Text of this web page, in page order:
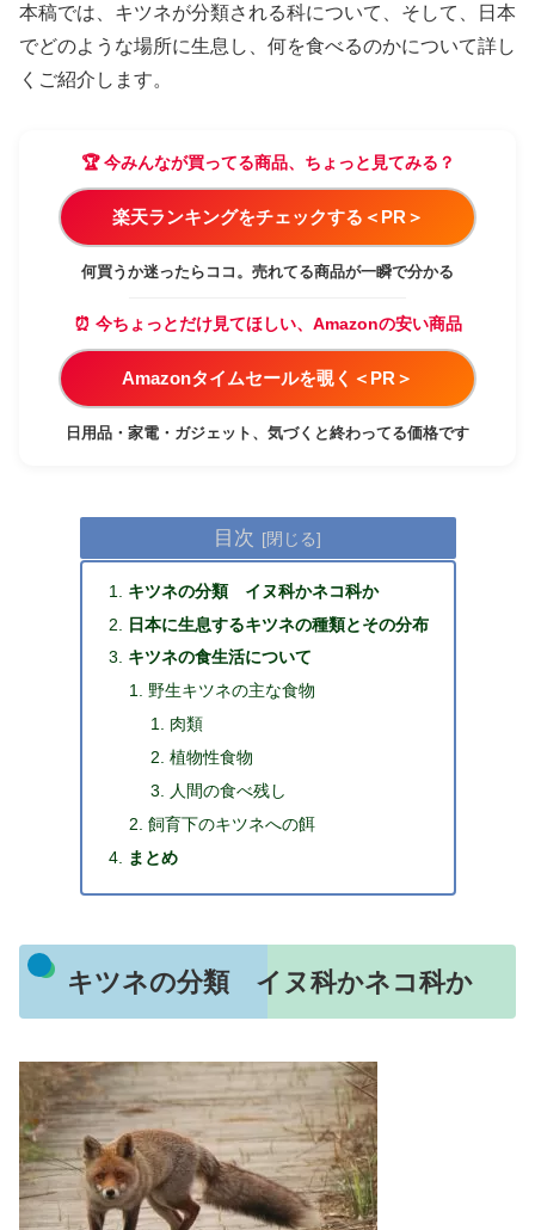
本稿では、キツネが分類される科について、そして、日本
でどのような場所に生息し、何を食べるのかについて詳し
くご紹介します。
🏆 今みんなが買ってる商品、ちょっと見てみる？
楽天ランキングをチェックする＜PR＞
何買うか迷ったらココ。売れてる商品が一瞬で分かる
⏰ 今ちょっとだけ見てほしい、Amazonの安い商品
Amazonタイムセールを覗く＜PR＞
日用品・家電・ガジェット、気づくと終わってる価格です
目次
キツネの分類 イヌ科かネコ科か
日本に生息するキツネの種類とその分布
キツネの食生活について
野生キツネの主な食物
肉類
植物性食物
人間の食べ残し
飼育下のキツネへの餌
まとめ
キツネの分類 イヌ科かネコ科か